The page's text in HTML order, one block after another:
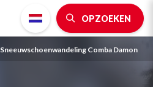
OPZOEKEN
Sneeuwschoenwandeling Comba Damon